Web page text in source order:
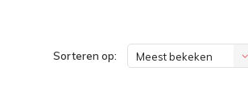
Sorteren op: Meest bekeken